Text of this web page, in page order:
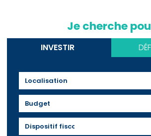
Je cherche
INVESTIR
Budget